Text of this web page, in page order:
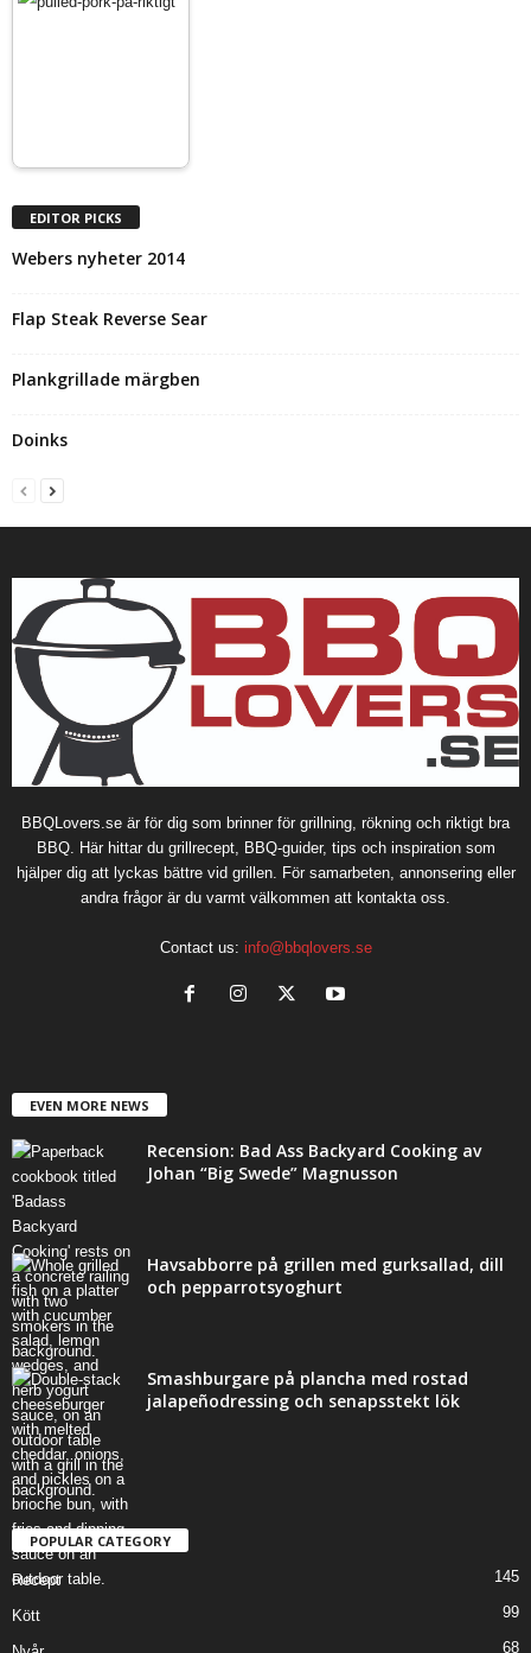
EDITOR PICKS
Webers nyheter 2014
Flap Steak Reverse Sear
Plankgrillade märgben
Doinks
BBQLovers.se är för dig som brinner för grillning, rökning och riktigt bra
BBQ. Här hittar du grillrecept, BBQ-guider, tips och inspiration som
hjälper dig att lyckas bättre vid grillen. För samarbeten, annonsering eller
andra frågor är du varmt välkommen att kontakta oss.
Contact us: info@bbqlovers.se
EVEN MORE NEWS
Recension: Bad Ass Backyard Cooking av
Johan “Big Swede” Magnusson
Havsabborre på grillen med gurksallad, dill
och pepparrotsyoghurt
Smashburgare på plancha med rostad
jalapeñodressing och senapsstekt lök
POPULAR CATEGORY
Recept 145
Kött 99
68